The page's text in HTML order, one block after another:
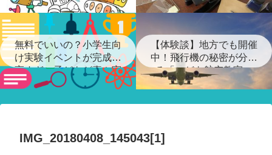
無料でいいの？小学生向
け実験イベントが完成度
高すぎ…子どもが喜ぶ実
験ショー
【体験談】地方でも開催
中！飛行機の秘密が分か
る「こども航空教室」
IMG_20180408_145043[1]